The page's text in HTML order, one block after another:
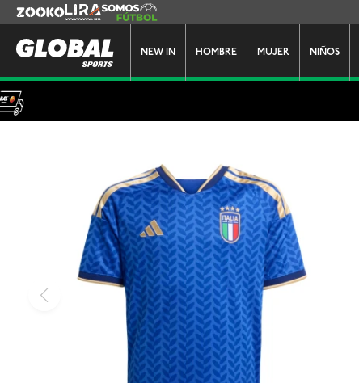
NEW IN HOMBRE MUJER NIÑOS
Zooko Lira Somos Futbol